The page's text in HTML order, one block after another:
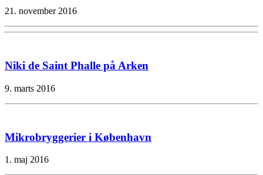
21. november 2016
Niki de Saint Phalle på Arken
9. marts 2016
Mikrobryggerier i København
1. maj 2016